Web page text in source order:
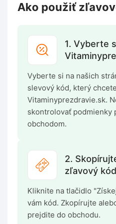
Ako použiť
1. Vyberte
Vyberte si na našich
slevový kód, který
Vitaminyprezdravie.sk.
skontrolovať podmienky
obchodom.
2.
zľavový kód
Kliknite na tlačidlo
vám kód. Zkopírujte
prejdite do obchodu.